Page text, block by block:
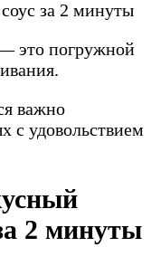
это погружной
важно
с удовольствием
2 минуты